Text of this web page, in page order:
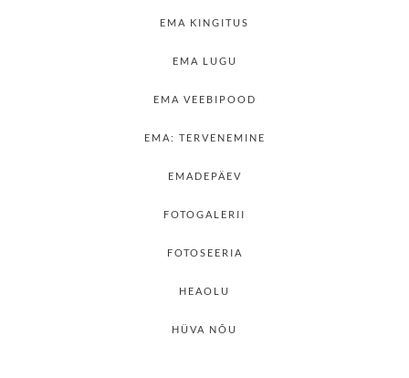
EMA KINGITUS
EMA LUGU
EMA VEEBIPOOD
EMA: TERVENEMINE
EMADEPÄEV
FOTOGALERII
FOTOSEERIA
HEAOLU
HÜVA NÕU